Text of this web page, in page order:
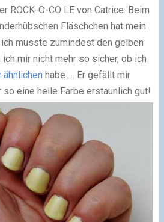
ROCK-O-CO LE von Catrice. Beim
Fläschchen hat mein
musste zumindest den gelben
mir nicht mehr so sicher, ob ich
ähnlichen habe..... Er gefällt mir
eine helle Farbe erstaunlich gut!